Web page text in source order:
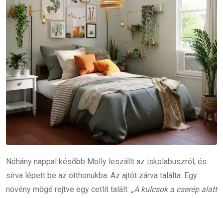
Néhány nappal később Molly leszállt az iskolabuszról, és
sírva lépett be az otthonukba. Az ajtót zárva találta. Egy
növény mögé rejtve egy cetlit talált. „A kulcsok a cserép alatt